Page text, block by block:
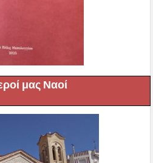
μας Ναοί